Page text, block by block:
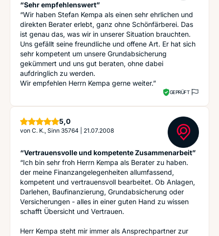
“Sehr empfehlenswert”
“Wir haben Stefan Kempa als einen sehr ehrlichen und
direkten Berater erlebt, ganz ohne Schönfärberei. Das
ist genau das, was wir in unserer Situation brauchten.
Uns gefällt seine freundliche und offene Art. Er hat sich
sehr kompetent um unsere Grundabsicherung
gekümmert und uns gut beraten, ohne dabei
aufdringlich zu werden.
Wir empfehlen Herrn Kempa gerne weiter.”
GEPRÜFT
5,0Sterne
von C. K., Sinn 35764 21.07.2008
“Vertrauensvolle und kompetente Zusammenarbeit”
“Ich bin sehr froh Herrn Kempa als Berater zu haben.
der meine Finanzangelegenheiten allumfassend,
kompetent und vertrauensvoll bearbeitet. Ob Anlagen,
Darlehen, Baufinanzierung, Grundabsicherung oder
Versicherungen - alles in einer guten Hand zu wissen
schafft Übersicht und Vertrauen.
Herr Kempa steht mir immer als Ansprechpartner zur